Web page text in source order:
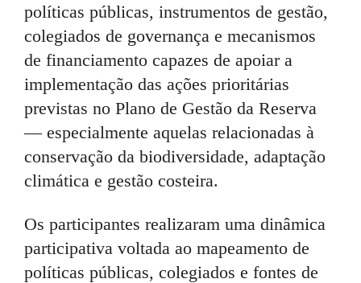
políticas públicas, instrumentos de gestão,
colegiados de governança e mecanismos
de financiamento capazes de apoiar a
implementação das ações prioritárias
previstas no Plano de Gestão da Reserva
— especialmente aquelas relacionadas à
conservação da biodiversidade, adaptação
climática e gestão costeira.
Os participantes realizaram uma dinâmica
participativa voltada ao mapeamento de
políticas públicas, colegiados e fontes de